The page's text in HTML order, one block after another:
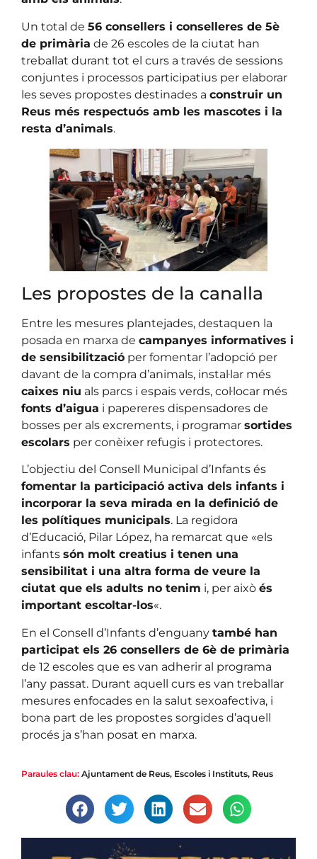
Un total de 56 consellers i conselleres de 5è
de primària de 26 escoles de la ciutat han
treballat durant tot el curs a través de sessions
conjuntes i processos participatius per elaborar
les seves propostes destinades a construir un
Reus més respectuós amb les mascotes i la
resta d’animals.
Les propostes de la canalla
Entre les mesures plantejades, destaquen la
posada en marxa de campanyes informatives i
de sensibilització per fomentar l’adopció per
davant de la compra d’animals, instal·lar més
caixes niu als parcs i espais verds, col·locar més
fonts d’aigua i papereres dispensadores de
bosses per als excrements, i programar sortides
escolars per conèixer refugis i protectores.
L’objectiu del Consell Municipal d’Infants és
fomentar la participació activa dels infants i
incorporar la seva mirada en la definició de
les polítiques municipals. La regidora
d’Educació, Pilar López, ha remarcat que «els
infants són molt creatius i tenen una
sensibilitat i una altra forma de veure la
ciutat que els adults no tenim i, per això és
important escoltar-los«.
En el Consell d’Infants d’enguany també han
participat els 26 consellers de 6è de primària
de 12 escoles que es van adherir al programa
l’any passat. Durant aquell curs es van treballar
mesures enfocades en la salut sexoafectiva, i
bona part de les propostes sorgides d’aquell
procés ja s’han posat en marxa.
Paraules clau: Ajuntament de Reus, Escoles i Instituts, Reus